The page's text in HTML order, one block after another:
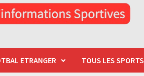
ETRANGER TOUS LES SPORTS